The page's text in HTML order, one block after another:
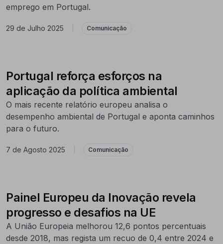
emprego em Portugal.
29 de Julho 2025 Comunicação
Portugal reforça esforços na
aplicação da política ambiental
O mais recente relatório europeu analisa o
desempenho ambiental de Portugal e aponta caminhos
para o futuro.
7 de Agosto 2025 Comunicação
Painel Europeu da Inovação revela
progresso e desafios na UE
A União Europeia melhorou 12,6 pontos percentuais
desde 2018, mas regista um recuo de 0,4 entre 2024 e